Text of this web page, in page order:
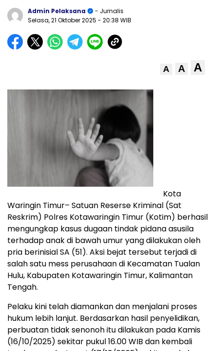
Admin Pelaksana
- Jurnalis
Selasa, 21 Oktober 2025 - 20:38 WIB
A A A
Kota
Waringin Timur– Satuan Reserse Kriminal (Sat
Reskrim) Polres Kotawaringin Timur (Kotim) berhasil
mengungkap kasus dugaan tindak pidana asusila
terhadap anak di bawah umur yang dilakukan oleh
pria berinisial SA (51). Aksi bejat tersebut terjadi di
salah satu mess perusahaan di Kecamatan Tualan
Hulu, Kabupaten Kotawaringin Timur, Kalimantan
Tengah.
Pelaku kini telah diamankan dan menjalani proses
hukum lebih lanjut. Berdasarkan hasil penyelidikan,
perbuatan tidak senonoh itu dilakukan pada Kamis
(16/10/2025) sekitar pukul 16.00 WIB dan kembali